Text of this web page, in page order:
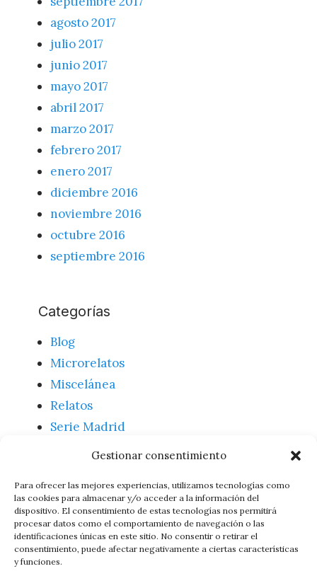
Gestionar consentimiento
Para ofrecer las mejores experiencias, utilizamos tecnologías como
las cookies para almacenar y/o acceder a la información del
dispositivo. El consentimiento de estas tecnologías nos permitirá
procesar datos como el comportamiento de navegación o las
identificaciones únicas en este sitio. No consentir o retirar el
consentimiento, puede afectar negativamente a ciertas características
y funciones.
agosto 2017
julio 2017
junio 2017
mayo 2017
abril 2017
marzo 2017
febrero 2017
enero 2017
diciembre 2016
noviembre 2016
octubre 2016
septiembre 2016
Categorías
Blog
Microrelatos
Miscelánea
Relatos
Serie Madrid
Meta
Acceder